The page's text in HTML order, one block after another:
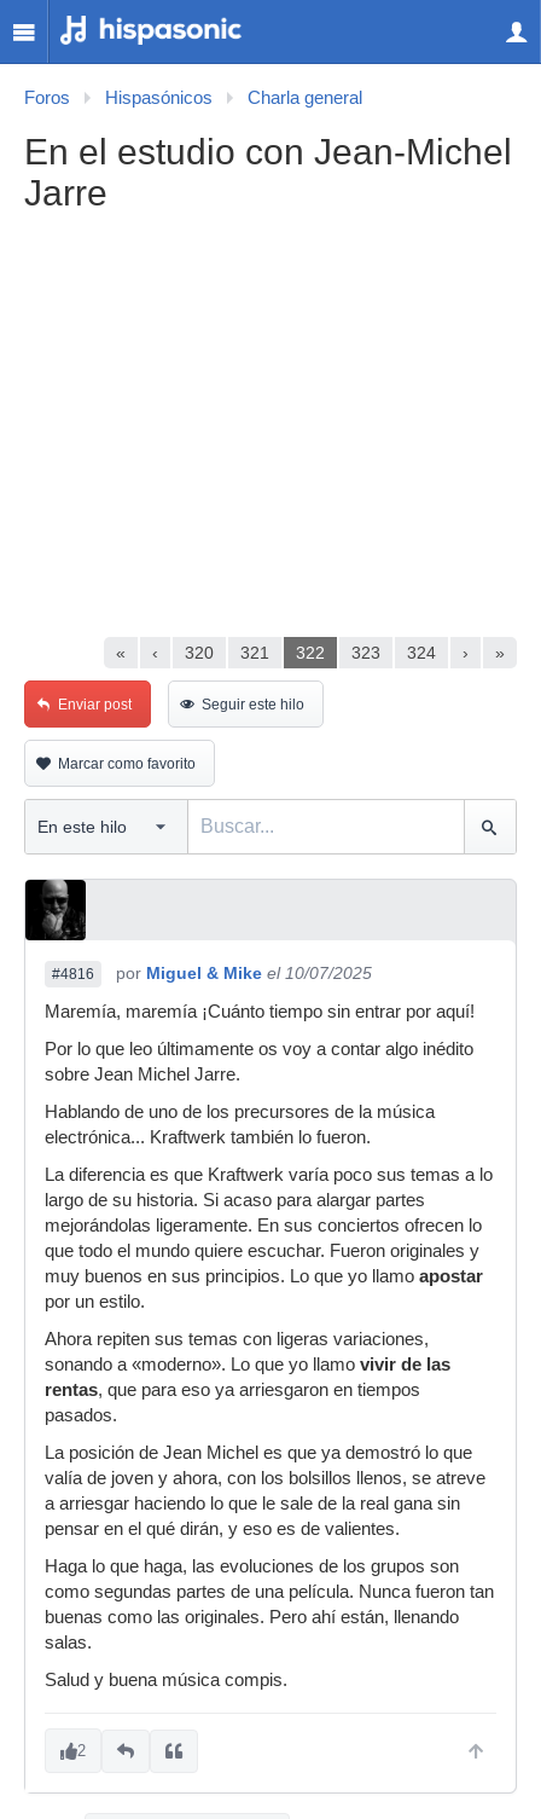
Foros Hispasónicos Charla general
En el estudio con Jean-Michel
Jarre
« ‹ 320 321 322 323 324 › »
Enviar post Seguir este hilo
Marcar como favorito
#4816 por Miguel & Mike el 10/07/2025
Maremía, maremía ¡Cuánto tiempo sin entrar por aquí!
Por lo que leo últimamente os voy a contar algo inédito
sobre Jean Michel Jarre.
Hablando de uno de los precursores de la música
electrónica... Kraftwerk también lo fueron.
La diferencia es que Kraftwerk varía poco sus temas a lo
largo de su historia. Si acaso para alargar partes
mejorándolas ligeramente. En sus conciertos ofrecen lo
que todo el mundo quiere escuchar. Fueron originales y
muy buenos en sus principios. Lo que yo llamo apostar
por un estilo.
Ahora repiten sus temas con ligeras variaciones,
sonando a «moderno». Lo que yo llamo vivir de las
rentas, que para eso ya arriesgaron en tiempos
pasados.
La posición de Jean Michel es que ya demostró lo que
valía de joven y ahora, con los bolsillos llenos, se atreve
a arriesgar haciendo lo que le sale de la real gana sin
pensar en el qué dirán, y eso es de valientes.
Haga lo que haga, las evoluciones de los grupos son
como segundas partes de una película. Nunca fueron tan
buenas como las originales. Pero ahí están, llenando
salas.
Salud y buena música compis.
2